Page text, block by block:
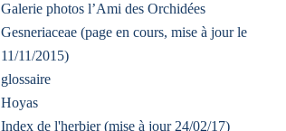
Galerie photos l’Ami des Orchidées
Gesneriaceae (page en cours, mise à jour le
11/11/2015)
glossaire
Hoyas
Index de l'herbier (mise à jour 24/02/17)